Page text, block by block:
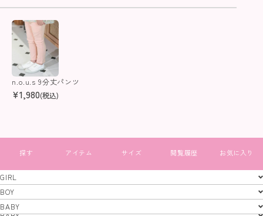
n.o.u.s 9分丈パンツ
¥1,980(税込)
すべて見る
GIRL
BOY
GIRL
BOY
BABY